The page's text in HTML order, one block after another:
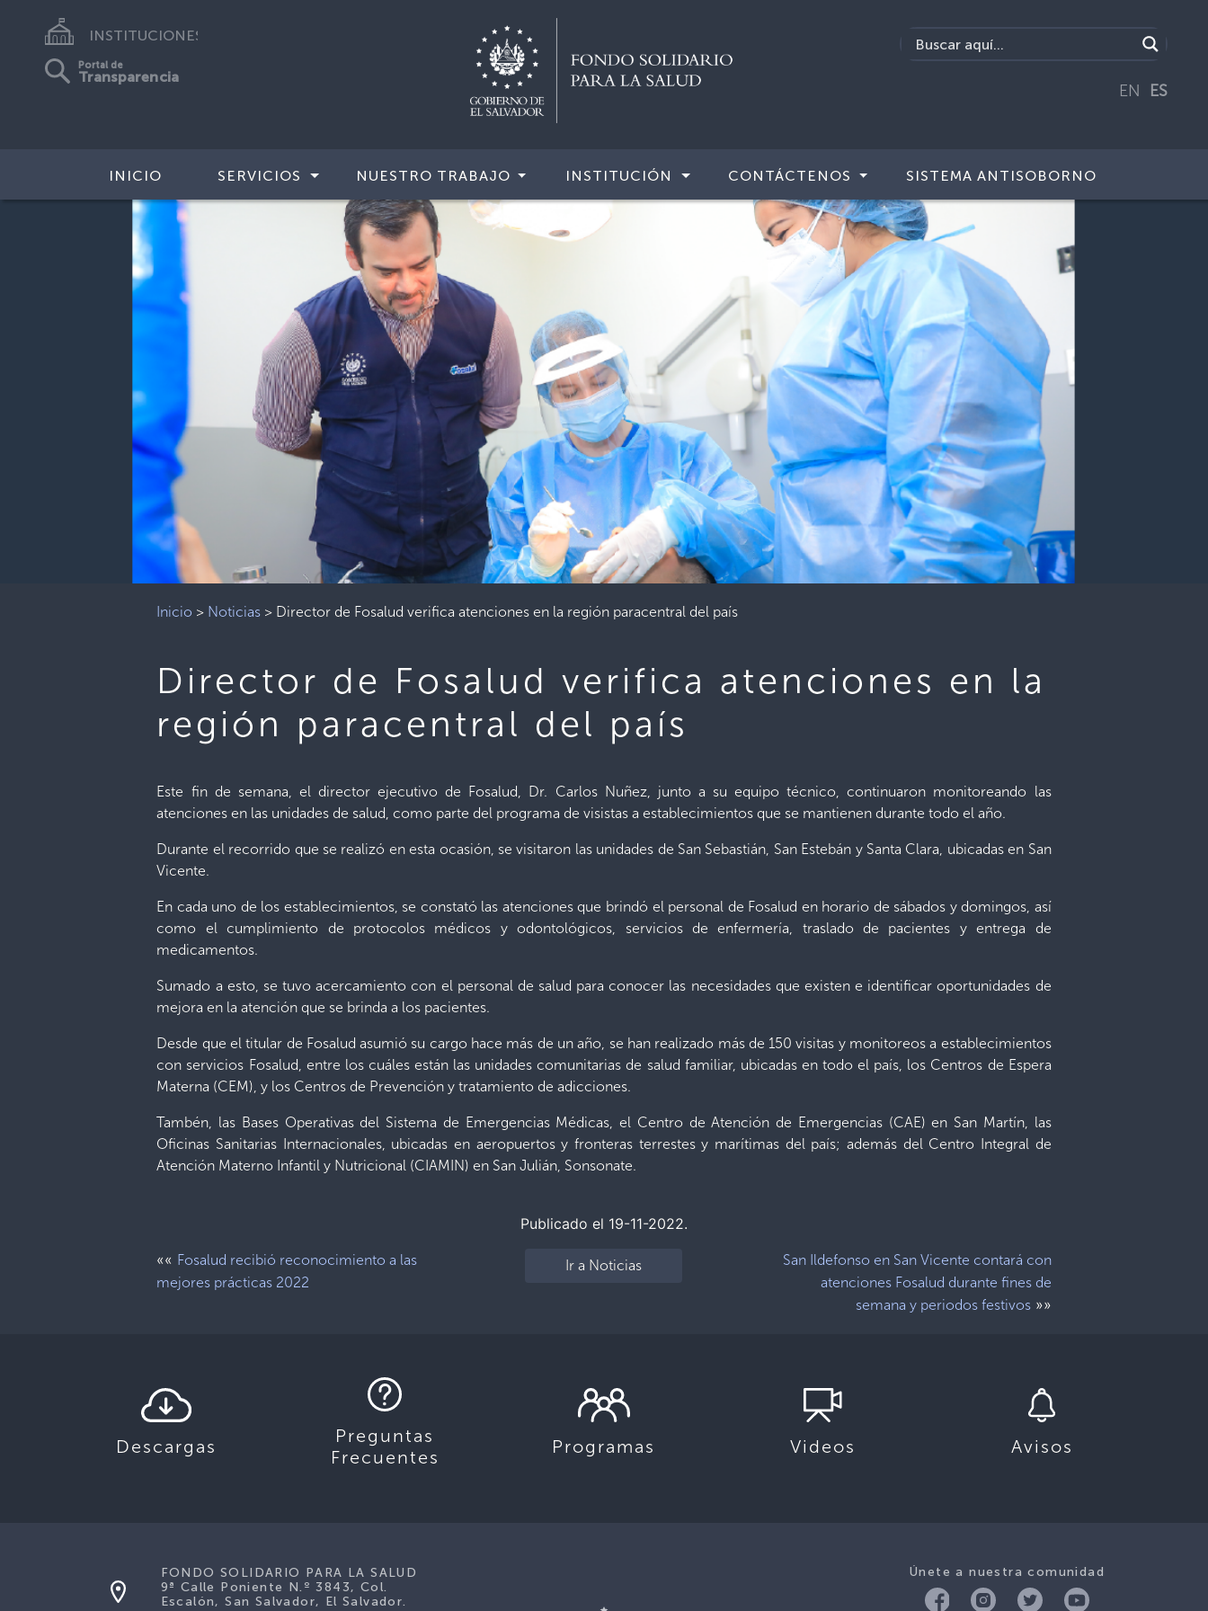
INSTITUCIONES
Portal de
Transparencia
EN ES
INICIO SERVICIOS NUESTRO TRABAJO INSTITUCIÓN CONTÁCTENOS SISTEMA ANTISOBORNO
Inicio > Noticias > Director de Fosalud verifica atenciones en la región paracentral del país
Director de Fosalud verifica atenciones en la
región paracentral del país
Este fin de semana, el director ejecutivo de Fosalud, Dr. Carlos Nuñez, junto a su equipo técnico, continuaron monitoreando las
atenciones en las unidades de salud, como parte del programa de visistas a establecimientos que se mantienen durante todo el año.
Durante el recorrido que se realizó en esta ocasión, se visitaron las unidades de San Sebastián, San Estebán y Santa Clara, ubicadas en San
Vicente.
En cada uno de los establecimientos, se constató las atenciones que brindó el personal de Fosalud en horario de sábados y domingos, así
como el cumplimiento de protocolos médicos y odontológicos, servicios de enfermería, traslado de pacientes y entrega de
medicamentos.
Sumado a esto, se tuvo acercamiento con el personal de salud para conocer las necesidades que existen e identificar oportunidades de
mejora en la atención que se brinda a los pacientes.
Desde que el titular de Fosalud asumió su cargo hace más de un año, se han realizado más de 150 visitas y monitoreos a establecimientos
con servicios Fosalud, entre los cuáles están las unidades comunitarias de salud familiar, ubicadas en todo el país, los Centros de Espera
Materna (CEM), y los Centros de Prevención y tratamiento de adicciones.
Tambén, las Bases Operativas del Sistema de Emergencias Médicas, el Centro de Atención de Emergencias (CAE) en San Martín, las
Oficinas Sanitarias Internacionales, ubicadas en aeropuertos y fronteras terrestes y marítimas del país; además del Centro Integral de
Atención Materno Infantil y Nutricional (CIAMIN) en San Julián, Sonsonate.
Publicado el 19-11-2022.
«« Fosalud recibió reconocimiento a las
mejores prácticas 2022
Ir a Noticias
San Ildefonso en San Vicente contará con
atenciones Fosalud durante fines de
semana y periodos festivos»»
Descargas
Preguntas
Frecuentes
Programas Videos Avisos
Únete a nuestra comunidad
FONDO SOLIDARIO PARA LA SALUD
9ª Calle Poniente N.º 3843, Col.
Escalón, San Salvador, El Salvador.